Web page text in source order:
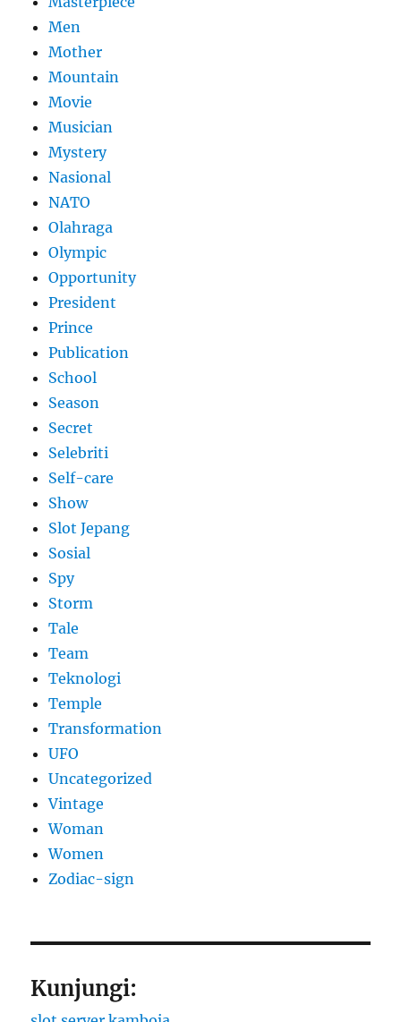
Men
Mother
Mountain
Movie
Musician
Mystery
Nasional
NATO
Olahraga
Olympic
Opportunity
President
Prince
Publication
School
Season
Secret
Selebriti
Self-care
Show
Slot Jepang
Sosial
Spy
Storm
Tale
Team
Teknologi
Temple
Transformation
UFO
Uncategorized
Vintage
Woman
Women
Zodiac-sign
Kunjungi: